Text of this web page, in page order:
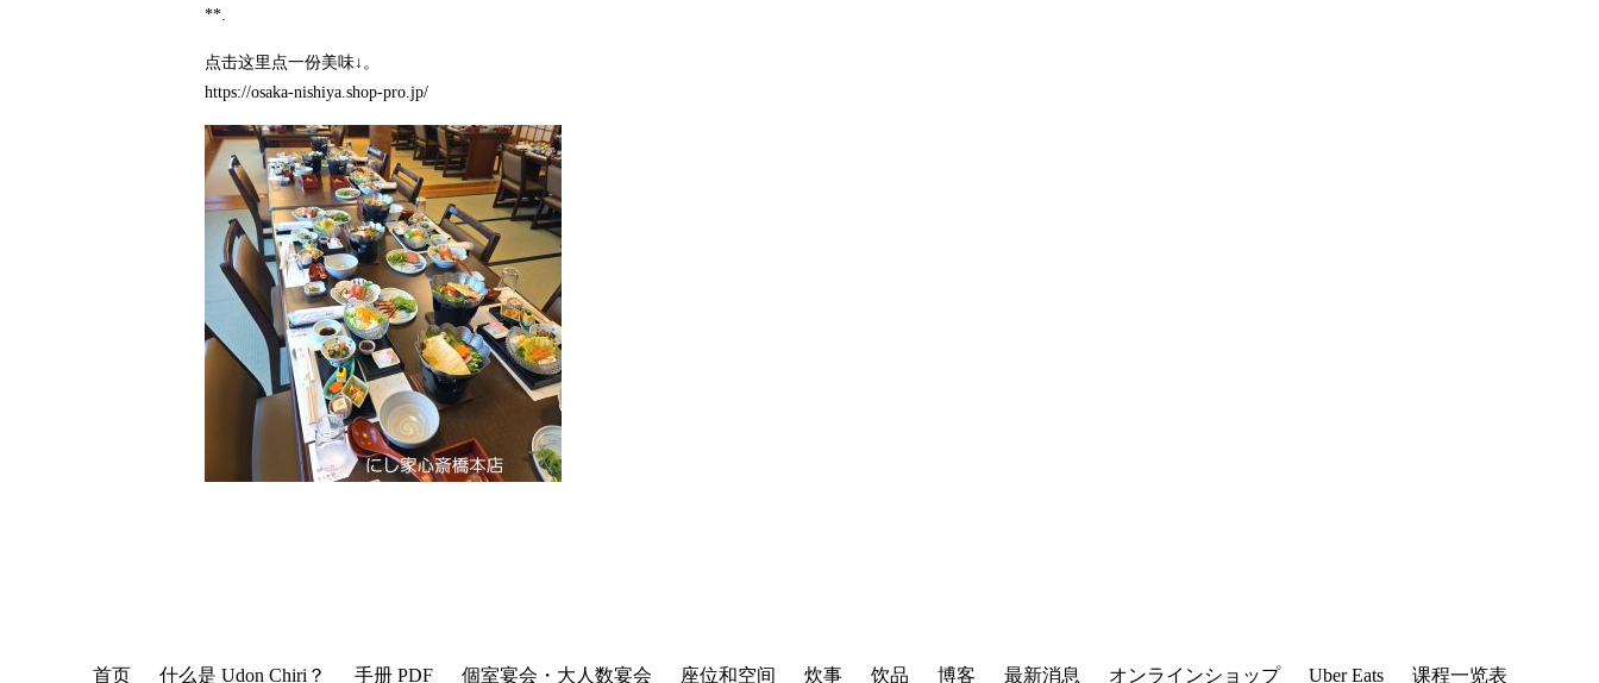
**.
点击这里点一份美味↓。
https://osaka-nishiya.shop-pro.jp/
首页 什么是 Udon Chiri？ 手册 PDF 個室宴会・大人数宴会 座位和空间 炊事 饮品 博客 最新消息 オンラインショップ Uber Eats 课程一览表